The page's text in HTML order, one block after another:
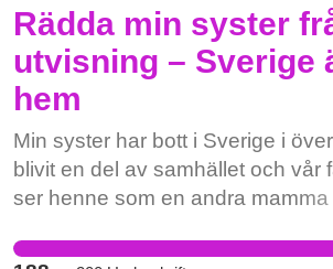
lämnat i sticket högst medvetet.
barn och barn. Det blir allt
östgötska familjer som drabbas.
har länge varit ett ständigt inslag i
medier, oavsett politiskt styre.
sällan diskuteras är vad som
når fram i kön. Att vara tyst om
kallar NPF omfattar ett brett
Rädda min syster
utvisning – Sverige
hem
Min syster har bott i Sverige i
blivit en del av samhället och vår
ser henne som en andra mamma
arbetar. Hon ger dem trygghet,